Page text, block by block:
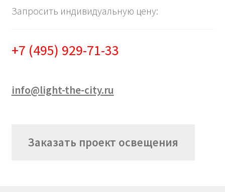
Запросить индивидуальную цену:
+7 (495) 929-71-33
info@light-the-city.ru
Заказать проект освещения